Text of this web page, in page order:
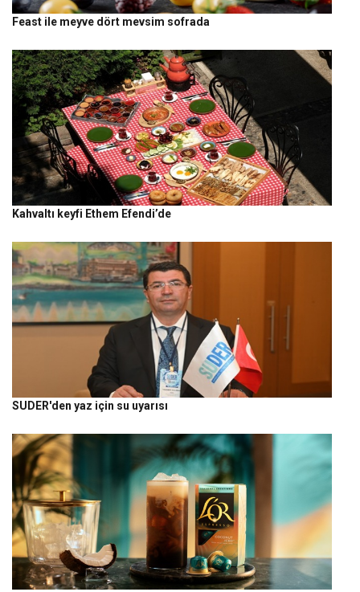
Feast ile meyve dört mevsim sofrada
Kahvaltı keyfi Ethem Efendi’de
SUDER'den yaz için su uyarısı